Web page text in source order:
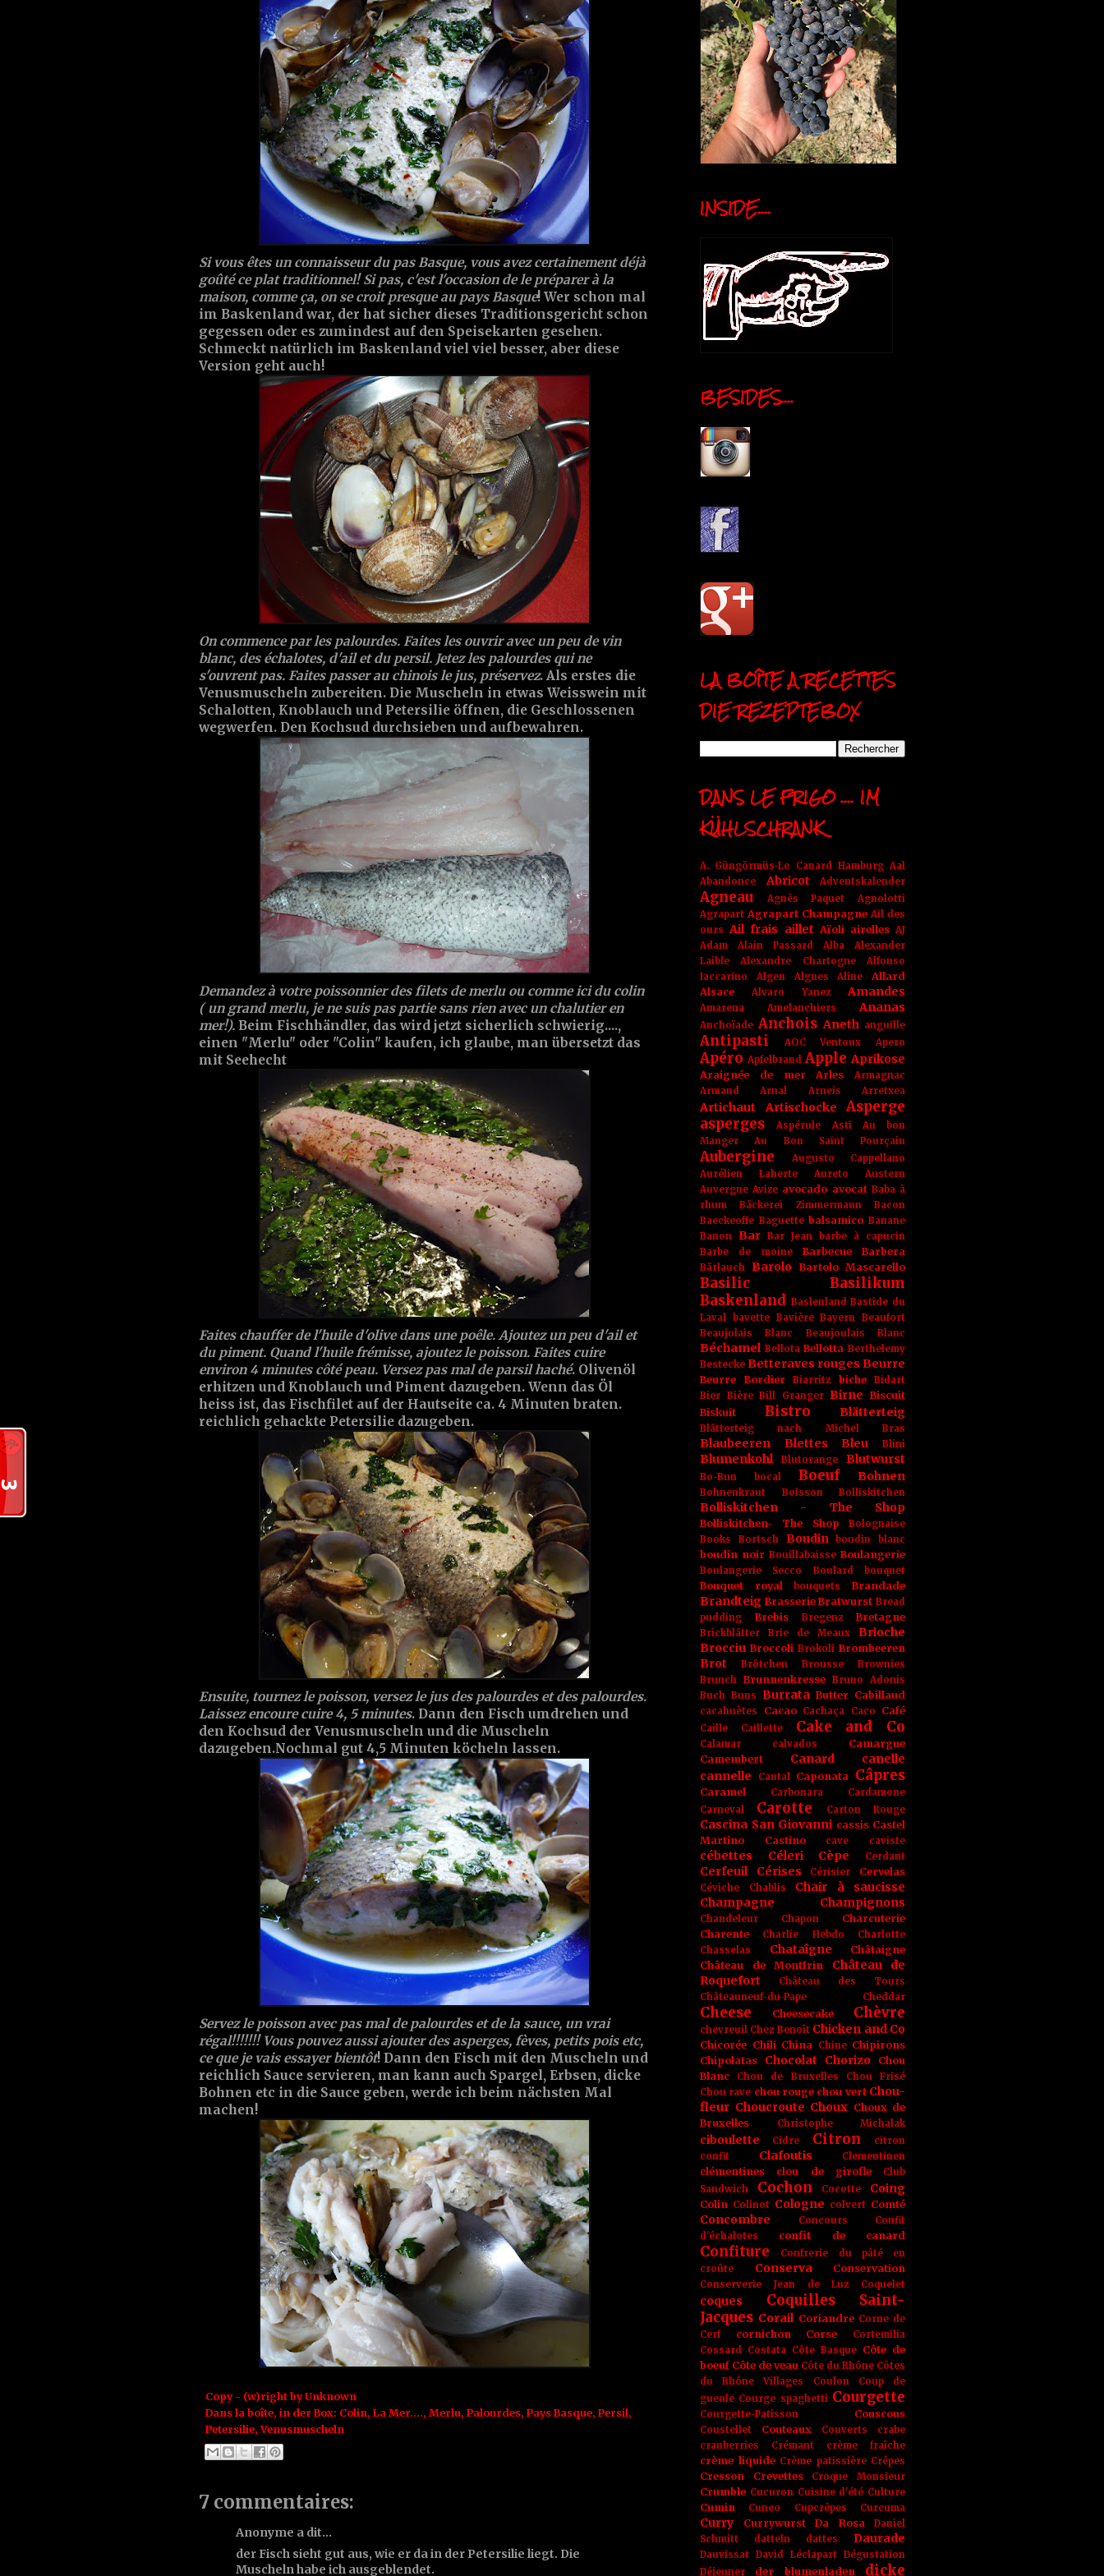
Si vous êtes un connaisseur du pas Basque, vous avez certainement déjà
goûté ce plat traditionnel! Si pas, c'est l'occasion de le préparer à la
maison, comme ça, on se croit presque au pays Basque! Wer schon mal
im Baskenland war, der hat sicher dieses Traditionsgericht schon
gegessen oder es zumindest auf den Speisekarten gesehen.
Schmeckt natürlich im Baskenland viel viel besser, aber diese
Version geht auch!
On commence par les palourdes. Faites les ouvrir avec un peu de vin
blanc, des échalotes, d'ail et du persil. Jetez les palourdes qui ne
s'ouvrent pas. Faites passer au chinois le jus, préservez. Als erstes die
Venusmuscheln zubereiten. Die Muscheln in etwas Weisswein mit
Schalotten, Knoblauch und Petersilie öffnen, die Geschlossenen
wegwerfen. Den Kochsud durchsieben und aufbewahren.
Demandez à votre poissonnier des filets de merlu ou comme ici du colin
( un grand merlu, je ne suis pas partie sans rien avec un chalutier en
mer!). Beim Fischhändler, das wird jetzt sicherlich schwierig....,
einen "Merlu" oder "Colin" kaufen, ich glaube, man übersetzt das
mit Seehecht
Faites chauffer de l'huile d'olive dans une poêle. Ajoutez un peu d'ail et
du piment. Quand l'huile frémisse, ajoutez le poisson. Faites cuire
environ 4 minutes côté peau. Versez pas mal de parsil haché. Olivenöl
erhitzen und Knoblauch und Piment dazugeben. Wenn das Öl
heiss ist, das Fischfilet auf der Hautseite ca. 4 Minuten braten.
reichlich gehackte Petersilie dazugeben.
Ensuite, tournez le poisson, versez le jus des palourdes et des palourdes.
Laissez encoure cuire 4, 5 minutes. Dann den Fisch umdrehen und
den Kochsud der Venusmuscheln und die Muscheln
dazugeben.Nochmal gut 4,5 Minuten köcheln lassen.
Servez le poisson avec pas mal de palourdes et de la sauce, un vrai
régal!!!!!!! Vous pouvez aussi ajouter des asperges, fèves, petits pois etc,
ce que je vais essayer bientôt! Dann den Fisch mit den Muscheln und
reichlich Sauce servieren, man kann auch Spargel, Erbsen, dicke
Bohnen etc in die Sauce geben, werde ich beim nächsten Mal
machen!
Copy - (w)right byUnknown
Dans la boîte, in der Box: Colin, La Mer...., Merlu, Palourdes, Pays Basque, Persil,
Petersilie,Venusmuscheln
7 commentaires:
Anonyme a dit…
der Fisch sieht gut aus, wie er da in der Petersilie liegt. Die
Muscheln habe ich ausgeblendet.
INSIDE....
BESIDES....
LA BOÎTE A RECETTES
DIE REZEPTEBOX
DANS LE FRIGO .... IM
KÜHLSCHRANK
A. Güngörmüs-Le Canard Hamburg Aal
Abandonce
Abricot Adventskalender
Agneau Agnès Paquet
Agnolotti
Agrapart Agrapart Champagne Ail des
ours Ail frais aillet Aïoli airelles AJ
Adam
Alain Passard Alba
Alexander
Laible
Alexandre Chartogne
Alfonso
Iaccarino
Algen Algues Aline
Allard
Alsace
Alvaro Yanez Amandes
Amarena Amelanchiers Ananas
Anchoïade Anchois Aneth anguille
Antipasti AOC Ventoux Apero
Apéro Apfelbrand Apple Aprikose
Araignée de mer Arles
Armagnac
Armand Arnal
Arneis Arretxea
Artichaut Artischocke
Asperge
asperges
Aspérule Asti
Au bon
Manger
Au Bon Saint Pourçain
Aubergine
Augusto Cappellano
Aurélien Laherte
Aureto
Austern
Auvergne Avize avocado avocat Baba à
rhum
Bäckerei Zimmermann
Bacon
Baeckeoffe Baguette balsamico Banane
Banon Bar Bar Jean
barbe à capucin
Barbe de moine
Barbecue Barbera
Bärlauch Barolo Bartolo Mascarello
Basilic
Basilikum
Baskenland Baslenland Bastide du
Laval
bavette Bavière Bayern Beaufort
Beaujolais Blanc
Beaujoulais Blanc
Béchamel Bellota Bellotta Berthelemy
Bestecke Betteraves rouges Beurre
Beurre Bordier Biarritz biche
Bidart
Bier Bière Bill Granger Birne
Biscuit
Biskuit
Bistro Blätterteig
Blätterteig nach Michel Bras
Blaubeeren Blettes Bleu Blini
Blumenkohl Blutorange Blutwurst
Bo-Bun bocal Boeuf Bohnen
Bohnenkraut Boisson Bolliskitchen
Bolliskitchen - The Shop
Bolliskitchen- The Shop
Bolognaise
Books
Bortsch Boudin boudin blanc
boudin noir Bouillabaisse Boulangerie
Boulangerie Secco Boulard bouquet
Bouquet royal bouquets Brandade
Brandteig Brasserie Bratwurst Bread
pudding
Brebis Bregenz Bretagne
Brickblätter Brie de Meaux
Brioche
Brocciu Broccoli Brokoli Brombeeren
Brot Brötchen Brousse
Brownies
Brunch Brunnenkresse Bruno Adonis
Buch Buns Burrata Butter Cabillaud
cacahuètes Cacao Cachaça Caco Café
Caille Caillette Cake and Co
Calamar calvados
Camargue
Camembert
Canard
canelle
cannelle
Cantal Caponata Câpres
Caramel Carbonara
Cardamone
Carneval
Carotte Carton Rouge
Cascina San Giovanni cassis Castel
Martino
Castino cave caviste
cébettes Céleri Cèpe Cerdant
Cerfeuil Cérises Cérisier Cervelas
Céviche Chablis
Chair à saucisse
Champagne
Champignons
Chandeleur Chapon
Charcuterie
Charente
Charlie Hebdo
Charlotte
Chasselas
Chataîgne
Châtaigne
Château de Montfrin
Château de
Roquefort
Château des Tours
Châteauneuf-du-Pape
Cheddar
Cheese Cheesecake Chèvre
chevreuil Chez Benoît Chicken and Co
Chicorée Chili China Chine Chipirons
Chipolatas
Chocolat Chorizo
Chou
Blanc
Chou de Bruxelles
Chou Frisé
Chou rave chou rouge chou vert Chou-
fleur Choucroute Choux Choux de
Bruxelles
Christophe Michalak
ciboulette Cidre Citron
citron
confit
Clafoutis Clementinen
clémentines clou de girofle
Club
Sandwich
Cochon Cocotte Coing
Colin Colinot Cologne colvert Comté
Concombre Concours
Confit
d'échalotes
confit de canard
Confiture
Confrerie du pâté en
croûte
Conserva Conservation
Conserverie Jean de Luz Coquelet
coques
Coquilles Saint-
Jacques Corail Coriandre Corne de
Cerf
cornichon Corse
Cortemilia
Cossard Costata Côte Basque Côte de
boeuf Côte de veau Côte du Rhône Côtes
du Rhône Villages
Coulon
Coup de
gueule Courge spaghetti Courgette
Courgette-Patisson Couscous
Coustellet Couteaux Couverts
crabe
cranberries
Crémant crème fraîche
crème liquide Crème patissière Crêpes
Cresson Crevettes Croque Monsieur
Crumble Cucuron Cuisine d'été Culture
Cumin Cuneo Cupcrêpes Curcuma
Curry Currywurst Da Rosa
Daniel
Schmitt
datteln dattes Daurade
Dauvissat David Léclapart Dégustation
Déjeuner
der blumenladen dicke